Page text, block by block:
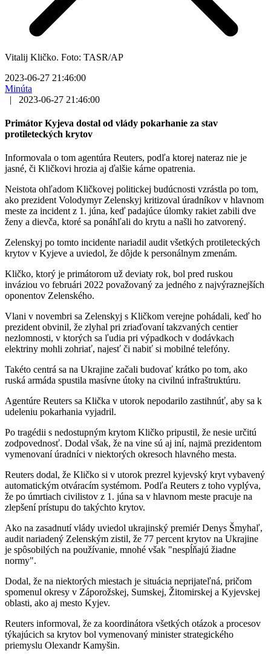
Vitalij Kličko. Foto: TASR/AP
2023-06-27 21:46:00
Minúta
|
2023-06-27 21:46:00
Primátor Kyjeva dostal od vlády pokarhanie za stav
protileteckých krytov
Informovala o tom agentúra Reuters, podľa ktorej nateraz nie je
jasné, či Kličkovi hrozia aj ďalšie kárne opatrenia.
Neistota ohľadom Kličkovej politickej budúcnosti vzrástla po tom,
ako prezident Volodymyr Zelenskyj kritizoval úradníkov v hlavnom
meste za incident z 1. júna, keď padajúce úlomky rakiet zabili dve
ženy a dievča, ktoré sa ponáhľali do krytu a našli ho zatvorený.
Zelenskyj po tomto incidente nariadil audit všetkých protileteckých
krytov v Kyjeve a uviedol, že dôjde k personálnym zmenám.
Kličko, ktorý je primátorom už deviaty rok, bol pred ruskou
inváziou vo februári 2022 považovaný za jedného z najvýraznejších
oponentov Zelenského.
Vlani v novembri sa Zelenskyj s Kličkom verejne pohádali, keď ho
prezident obvinil, že zlyhal pri zriaďovaní takzvaných centier
nezlomnosti, v ktorých sa ľudia pri výpadkoch v dodávkach
elektriny mohli zohriať, najesť či nabiť si mobilné telefóny.
Takéto centrá sa na Ukrajine začali budovať krátko po tom, ako
ruská armáda spustila masívne útoky na civilnú infraštruktúru.
Agentúre Reuters sa Klička v utorok nepodarilo zastihnúť, aby sa k
udeleniu pokarhania vyjadril.
Po tragédii s nedostupným krytom Kličko pripustil, že nesie určitú
zodpovednosť. Dodal však, že na vine sú aj iní, najmä prezidentom
vymenovaní úradníci v niektorých okresoch hlavného mesta.
Reuters dodal, že Kličko si v utorok prezrel kyjevský kryt vybavený
automatickým otváracím systémom. Podľa Reuters z toho vyplýva,
že po úmrtiach civilistov z 1. júna sa v hlavnom meste pracuje na
zlepšení prístupu do takýchto krytov.
Ako na zasadnutí vlády uviedol ukrajinský premiér Denys Šmyhaľ,
audit nariadený Zelenským zistil, že 77 percent krytov na Ukrajine
je spôsobilých na používanie, mnohé však "nespĺňajú žiadne
normy".
Dodal, že na niektorých miestach je situácia neprijateľná, pričom
spomenul okresy v Záporožskej, Sumskej, Žitomirskej a Kyjevskej
oblasti, ako aj mesto Kyjev.
Reuters informoval, že za koordinátora všetkých otázok a procesov
týkajúcich sa krytov bol vymenovaný minister strategického
priemyslu Olexandr Kamyšin.